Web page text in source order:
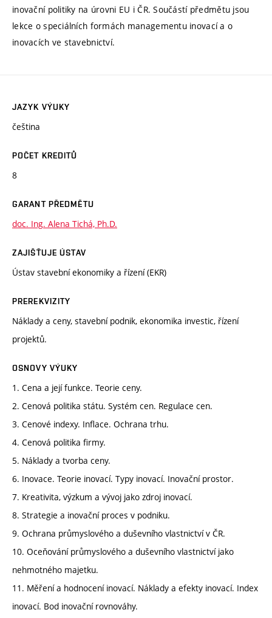
inovační politiky na úrovni EU i ČR. Součástí předmětu jsou
lekce o speciálních formách managementu inovací a o
inovacích ve stavebnictví.
JAZYK VÝUKY
čeština
POČET KREDITŮ
8
GARANT PŘEDMĚTU
doc. Ing. Alena Tichá, Ph.D.
ZAJIŠŤUJE ÚSTAV
Ústav stavební ekonomiky a řízení (EKR)
PREREKVIZITY
Náklady a ceny, stavební podnik, ekonomika investic, řízení
projektů.
OSNOVY VÝUKY
1. Cena a její funkce. Teorie ceny.
2. Cenová politika státu. Systém cen. Regulace cen.
3. Cenové indexy. Inflace. Ochrana trhu.
4. Cenová politika firmy.
5. Náklady a tvorba ceny.
6. Inovace. Teorie inovací. Typy inovací. Inovační prostor.
7. Kreativita, výzkum a vývoj jako zdroj inovací.
8. Strategie a inovační proces v podniku.
9. Ochrana průmyslového a duševního vlastnictví v ČR.
10. Oceňování průmyslového a duševního vlastnictví jako
nehmotného majetku.
11. Měření a hodnocení inovací. Náklady a efekty inovací. Index
inovací. Bod inovační rovnováhy.